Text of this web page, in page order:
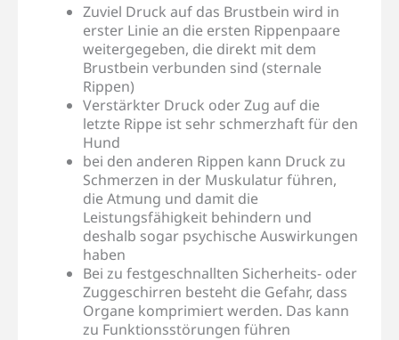
Zuviel Druck auf das Brustbein wird in
erster Linie an die ersten Rippenpaare
weitergegeben, die direkt mit dem
Brustbein verbunden sind (sternale
Rippen)
Verstärkter Druck oder Zug auf die
letzte Rippe ist sehr schmerzhaft für den
Hund
bei den anderen Rippen kann Druck zu
Schmerzen in der Muskulatur führen,
die Atmung und damit die
Leistungsfähigkeit behindern und
deshalb sogar psychische Auswirkungen
haben
Bei zu festgeschnallten Sicherheits- oder
Zuggeschirren besteht die Gefahr, dass
Organe komprimiert werden. Das kann
zu Funktionsstörungen führen